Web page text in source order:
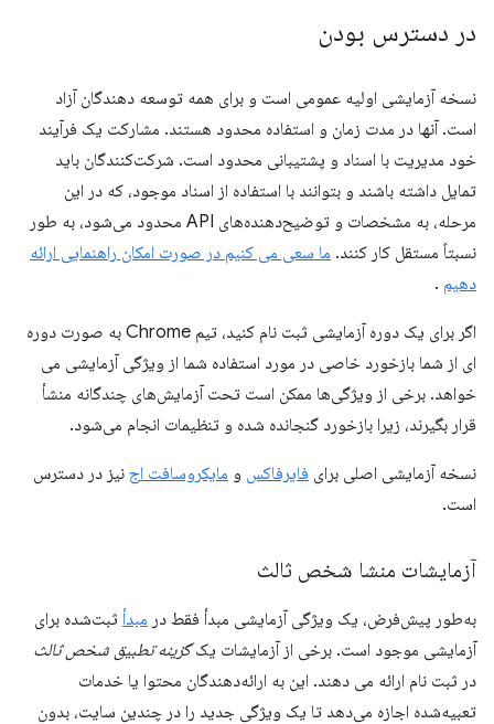
در دسترس بودن
نسخه آزمایشی اولیه عمومی است و برای همه توسعه دهندگان آزاد
است. آنها در مدت زمان و استفاده محدود هستند. مشارکت یک فرآیند
خود مدیریت با اسناد و پشتیبانی محدود است. شرکت‌کنندگان باید
تمایل داشته باشند و بتوانند با استفاده از اسناد موجود، که در این
مرحله، به مشخصات و توضیح‌دهنده‌های API محدود می‌شود، به طور
نسبتاً مستقل کار کنند. ما سعی می کنیم در صورت امکان راهنمایی ارائه
دهیم .
اگر برای یک دوره آزمایشی ثبت نام کنید، تیم Chrome به صورت دوره
ای از شما بازخورد خاصی در مورد استفاده شما از ویژگی آزمایشی می
خواهد. برخی از ویژگی‌ها ممکن است تحت آزمایش‌های چندگانه منشأ
قرار بگیرند، زیرا بازخورد گنجانده شده و تنظیمات انجام می‌شود.
نسخه آزمایشی اصلی برای فایرفاکس و مایکروسافت اج نیز در دسترس
است.
آزمایشات منشا شخص ثالث
به‌طور پیش‌فرض، یک ویژگی آزمایشی مبدأ فقط در مبدأ ثبت‌شده برای
آزمایشی موجود است. برخی از آزمایشات یکگزینه تطبیق شخص ثالث
در ثبت نام ارائه می دهند. این به ارائه‌دهندگان محتوا یا خدمات
تعبیه‌شده اجازه می‌دهد تا یک ویژگی جدید را در چندین سایت، بدون